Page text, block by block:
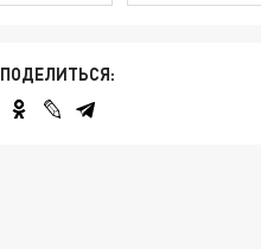
ПОДЕЛИТЬСЯ: